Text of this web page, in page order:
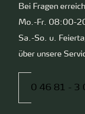
Bei Fragen
Mo.-Fr. 08:00-
Sa.-So. u.
über unsere
0 46 81 - 3